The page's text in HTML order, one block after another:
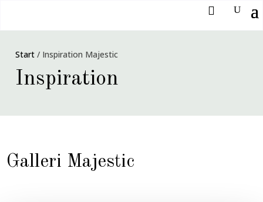
Start / Inspiration Majestic
Inspiration
Galleri Majestic